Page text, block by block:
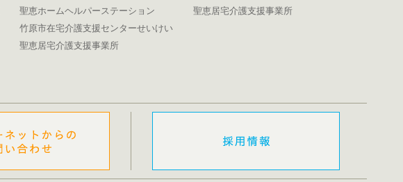
聖恵ホームヘルパーステーション
竹原市在宅介護支援センターせいけい
聖恵居宅介護支援事業所
聖恵居宅介護支援事業所